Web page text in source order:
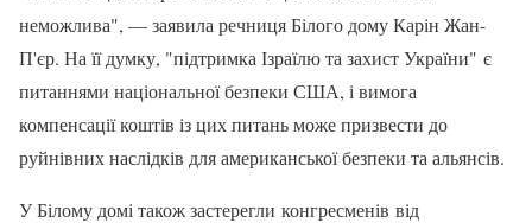
неможлива", — заявила речниця Білого дому Карін Жан-
П'єр. На її думку, "підтримка Ізраїлю та захист України" є
питаннями національної безпеки США, і вимога
компенсації коштів із цих питань може призвести до
руйнівних наслідків для американської безпеки та альянсів.
У Білому домі також застерегли конгресменів від